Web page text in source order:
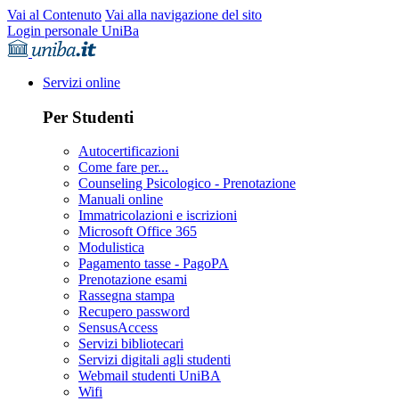
Vai al Contenuto Vai alla navigazione del sito
Login personale UniBa
Servizi online
Per Studenti
Autocertificazioni
Come fare per...
Counseling Psicologico - Prenotazione
Manuali online
Immatricolazioni e iscrizioni
Microsoft Office 365
Modulistica
Pagamento tasse - PagoPA
Prenotazione esami
Rassegna stampa
Recupero password
SensusAccess
Servizi bibliotecari
Servizi digitali agli studenti
Webmail studenti UniBA
Wifi